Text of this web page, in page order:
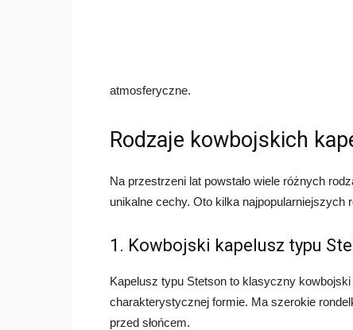
atmosferyczne.
Rodzaje kowbojskich
Na przestrzeni lat powstało wiele różnych
unikalne cechy. Oto kilka najpopularniejszych
1. Kowbojski kapelusz typu
Kapelusz typu Stetson to klasyczny
charakterystycznej formie. Ma szerokie
przed słońcem.